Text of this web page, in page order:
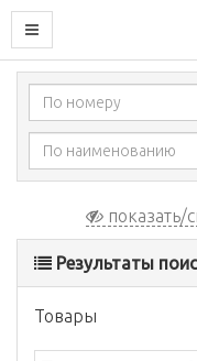
показать/
Результаты
Товары